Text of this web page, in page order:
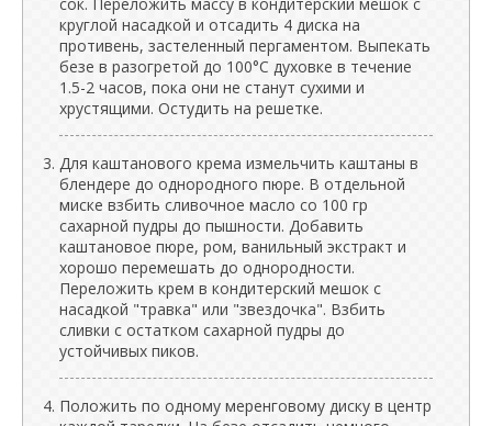
круглой насадкой и отсадить 4 диска на
противень, застеленный пергаментом. Выпекать
безе в разогретой до 100°C духовке в течение
1.5-2 часов, пока они не станут сухими и
хрустящими. Остудить на решетке.
Для каштанового крема измельчить каштаны в
блендере до однородного пюре. В отдельной
миске взбить сливочное масло со 100 гр
сахарной пудры до пышности. Добавить
каштановое пюре, ром, ванильный экстракт и
хорошо перемешать до однородности.
Переложить крем в кондитерский мешок с
насадкой "травка" или "звездочка". Взбить
сливки с остатком сахарной пудры до
устойчивых пиков.
Положить по одному меренговому диску в центр